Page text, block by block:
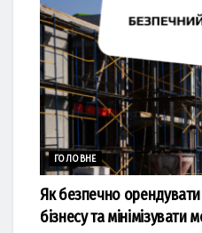
ГОЛОВНЕ
Як безпечно
бізнесу та мінімізувати